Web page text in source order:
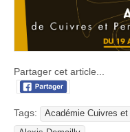
Partager cet article...
Tags:
Académie Cuivres